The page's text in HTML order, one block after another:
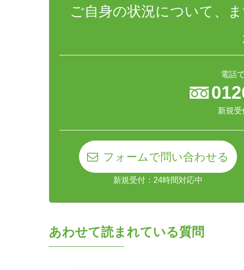
ご自身の状況について、
電話
新規
フォームで問い合わせる
新規受付：24時間対応中
あわせて読まれている質問